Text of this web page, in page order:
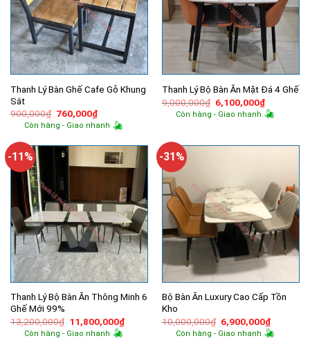
Thanh Lý Bàn Ghế Cafe Gỗ Khung
Sắt
900,000₫ Giá
gốc
là:
760,000₫Giá
hiện
tại
760,000₫.
Còn hàng - Giao nhanh
Thanh Lý Bộ Bàn Ăn Mặt Đá 4 Ghế
9,000,000₫ Giá
gốc
là:
6,100,000₫Giá
hiện
tại
Còn hàng - Giao nhanh
-11%
Thanh Lý Bộ Bàn Ăn Thông Minh 6
Ghế Mới 99%
13,200,000₫ Giá
gốc
là:
11,800,000₫Giá
hiện
Còn hàng - Giao nhanh
-31%
Bộ Bàn Ăn Luxury Cao Cấp Tồn
Kho
10,000,000₫ Giá
gốc
là:
6,900,000₫Giá
hiện
tại
Còn hàng - Giao nhanh